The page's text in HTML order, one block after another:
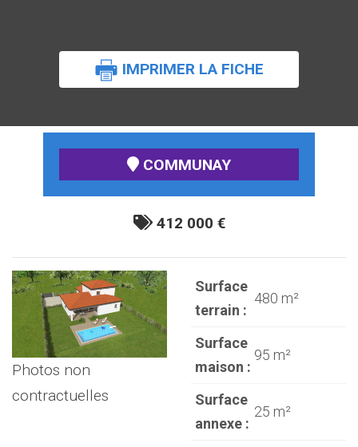
IMPRIMER LA FICHE
COMMUNAY
412 000 €
Photos non
contractuelles
Surface
terrain :
480 m²
Surface
maison :
95 m²
Surface
annexe :
25 m²